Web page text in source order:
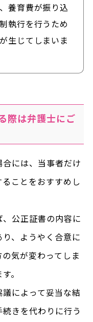
養育費が振り込
執行を行うため
生じてしまいま
際は弁護士にご
には、当事者だけ
ことをおすすめし
公正証書の内容に
、ようやく合意に
気が変わってしま
。
によって妥当な結
きを代わりに行う